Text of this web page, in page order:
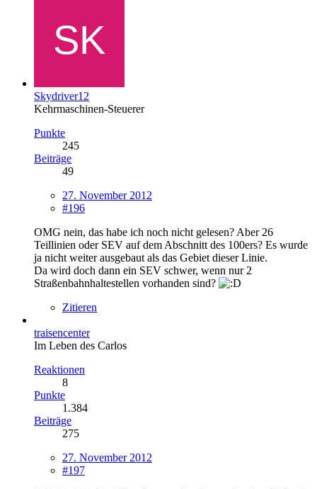
Skydriver12
Kehrmaschinen-Steuerer
Punkte
245
Beiträge
49
27. November 2012
#196
OMG nein, das habe ich noch nicht gelesen? Aber 26
Teillinien oder SEV auf dem Abschnitt des 100ers? Es wurde
ja nicht weiter ausgebaut als das Gebiet dieser Linie.
Da wird doch dann ein SEV schwer, wenn nur 2
Straßenbahnhaltestellen vorhanden sind?
Zitieren
traisencenter
Im Leben des Carlos
Reaktionen
8
Punkte
1.384
Beiträge
275
27. November 2012
#197